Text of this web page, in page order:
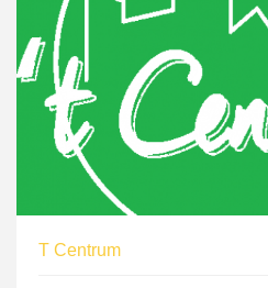
T Centrum